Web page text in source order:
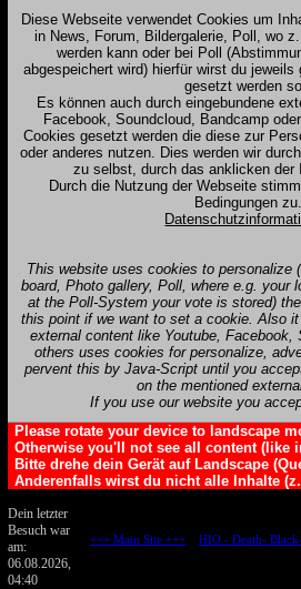
Diese Webseite verwendet Cookies um
in News, Forum, Bildergalerie, Poll, wo
werden kann oder bei Poll
abgespeichert wird) hierfür wirst du
gesetzt werden
Es können auch durch eingebundene
Facebook, Soundcloud, Bandcamp
Cookies gesetzt werden die diese zur
oder anderes nutzen. Dies werden wir
zu selbst, durch das anklicken der
Durch die Nutzung der Webseite
Bedingungen zu.
This website uses cookies to personalize
board, Photo gallery, Poll, where e.g. your
at the Poll-System your vote is stored)
this point if we want to set a cookie. Also
external content like Youtube, Facebook,
others uses cookies for personalize,
pervent this by Java-Script until you
on the mentioned
If you use our website you
Please rotate your device to landscape
Otherwise you'll not see all content (like
Bitte drehe dein Gerät auf Landscape
Anderenfalls wirst du nicht alle Inhalte
Dein letzter
Besuch war
am:
06.08.2026,
04:40
+++ Main Site +++:: HIO - Death-